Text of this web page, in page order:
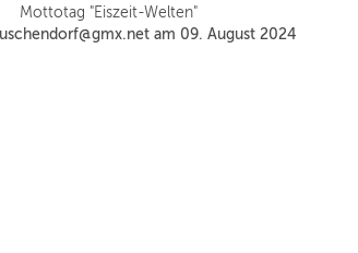
Mottotag "Eiszeit-Welten"
am 09. August 2024